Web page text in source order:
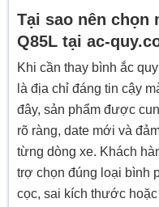
Tại sao nên chọn
Q85L tại ac-
Khi cần thay bình ắc
là địa chỉ đáng tin cậy
đây, sản phẩm được
rõ ràng, date mới và
từng dòng xe. Khách
trợ chọn đúng loại bình
cọc, sai kích thước